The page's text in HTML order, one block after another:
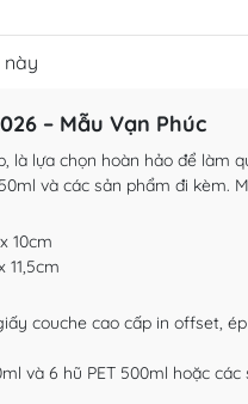
này
– Mẫu Vạn Phúc
là lựa chọn hoàn hảo để làm
và các sản phẩm đi kèm.
10cm
11,5cm
couche cao cấp in offset,
và 6 hũ PET 500ml hoặc